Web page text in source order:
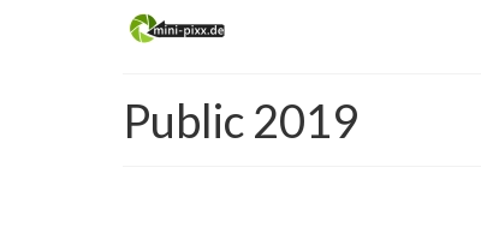
Public 2019